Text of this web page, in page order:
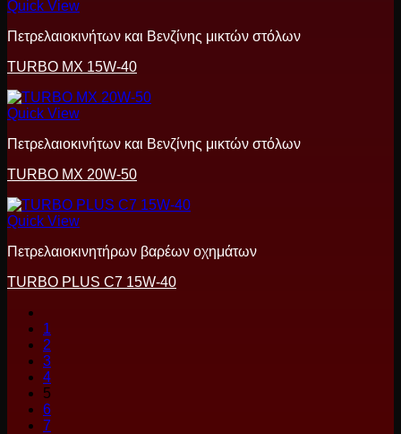
Quick View
Πετρελαιοκινήτων και Βενζίνης μικτών στόλων
TURBO MX 15W-40
Quick View
Πετρελαιοκινήτων και Βενζίνης μικτών στόλων
TURBO MX 20W-50
Quick View
Πετρελαιοκινητήρων βαρέων οχημάτων
TURBO PLUS C7 15W-40
1
2
3
4
5
6
7